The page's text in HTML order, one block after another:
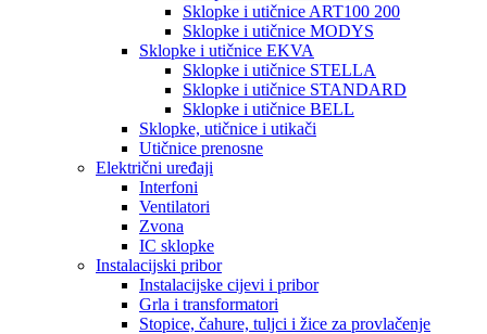
Sklopke i utičnice ART100 200
Sklopke i utičnice MODYS
Sklopke i utičnice EKVA
Sklopke i utičnice STELLA
Sklopke i utičnice STANDARD
Sklopke i utičnice BELL
Sklopke, utičnice i utikači
Utičnice prenosne
Električni uređaji
Interfoni
Ventilatori
Zvona
IC sklopke
Instalacijski pribor
Instalacijske cijevi i pribor
Grla i transformatori
Stopice, čahure, tuljci i žice za provlačenje